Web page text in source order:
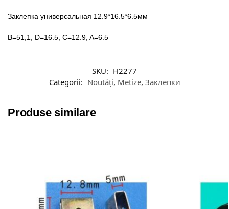
Заклепка универсальная 12.9*16.5*6.5мм
B=51,1, D=16.5, C=12.9, A=6.5
SKU: H2277
Categorii: Noutăți, Metize, Заклепки
Produse similare